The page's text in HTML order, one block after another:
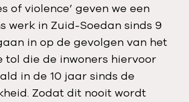
of violence’ geven we een
werk in Zuid-Soedan sinds 9
in op de gevolgen van het
tol die de inwoners hiervoor
in de 10 jaar sinds de
Zodat dit nooit wordt